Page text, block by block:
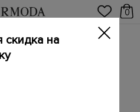
0
одежда
с мерцающими микро-
скидка на